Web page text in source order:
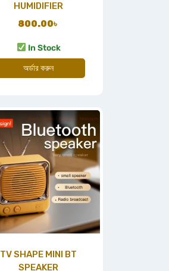
HUMIDIFIER
800.00৳
In Stock
অর্ডার করুন
TV SHAPE MINI BT
SPEAKER